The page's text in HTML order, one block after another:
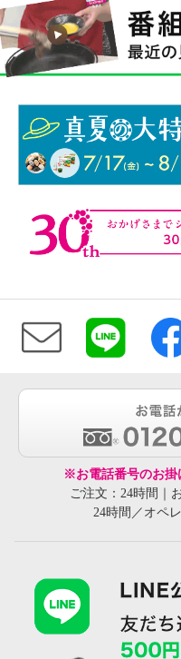
※お電話番号のお掛
ご注文：24時間｜
24時間／オペ